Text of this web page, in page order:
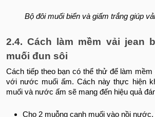
Bộ đôi muối biển và giấm trắng giúp
2.4. Cách làm mềm vải jean
muối đun sôi
Cách tiếp theo bạn có thể thử để làm mềm
với nước muối ấm. Cách này thực hiện
muối và nước ấm sẽ mang đến hiệu quả
Cho 2 muỗng canh muối vào nồi nước,